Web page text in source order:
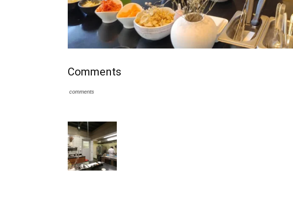
Comments
comments